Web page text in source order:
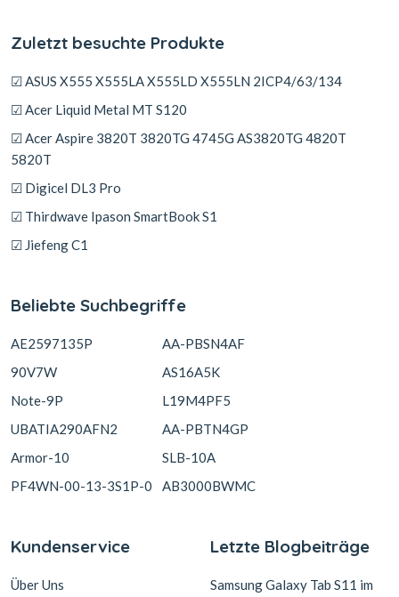
Zuletzt besuchte Produkte
☑ ASUS X555 X555LA X555LD X555LN 2ICP4/63/134
☑ Acer Liquid Metal MT S120
☑ Acer Aspire 3820T 3820TG 4745G AS3820TG 4820T
5820T
☑ Digicel DL3 Pro
☑ Thirdwave Ipason SmartBook S1
☑ Jiefeng C1
Beliebte Suchbegriffe
AE2597135P
90V7W
Note-9P
UBATIA290AFN2
Armor-10
PF4WN-00-13-3S1P-0
AA-PBSN4AF
AS16A5K
L19M4PF5
AA-PBTN4GP
SLB-10A
AB3000BWMC
Kundenservice
Über Uns
Letzte Blogbeiträge
Samsung Galaxy Tab S11 im